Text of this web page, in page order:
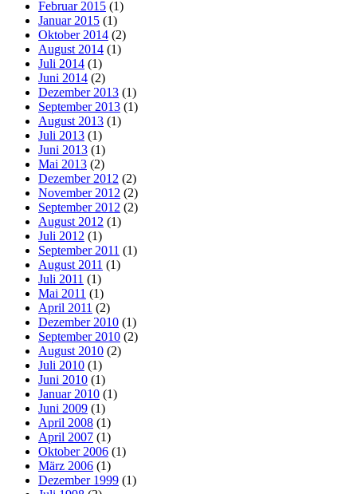
Februar 2015 (1)
Januar 2015 (1)
Oktober 2014 (2)
August 2014 (1)
Juli 2014 (1)
Juni 2014 (2)
Dezember 2013 (1)
September 2013 (1)
August 2013 (1)
Juli 2013 (1)
Juni 2013 (1)
Mai 2013 (2)
Dezember 2012 (2)
November 2012 (2)
September 2012 (2)
August 2012 (1)
Juli 2012 (1)
September 2011 (1)
August 2011 (1)
Juli 2011 (1)
Mai 2011 (1)
April 2011 (2)
Dezember 2010 (1)
September 2010 (2)
August 2010 (2)
Juli 2010 (1)
Juni 2010 (1)
Januar 2010 (1)
Juni 2009 (1)
April 2008 (1)
April 2007 (1)
Oktober 2006 (1)
März 2006 (1)
Dezember 1999 (1)